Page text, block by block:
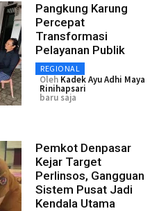
Pangkung Karung
Percepat
Transformasi
Pelayanan Publik
REGIONAL
Oleh Kadek Ayu Adhi Maya
Rinihapsari
baru saja
Pemkot Denpasar
Kejar Target
Perlinsos, Gangguan
Sistem Pusat Jadi
Kendala Utama